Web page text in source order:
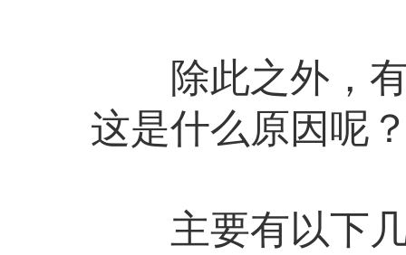
除此之外，有
这是什么原因呢
主要有以下几